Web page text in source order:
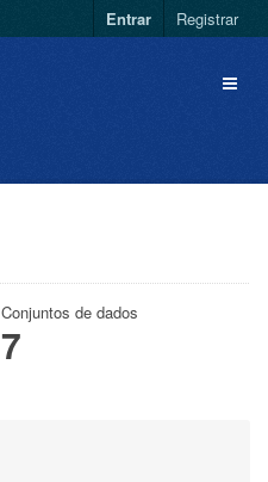
Entrar Registrar
Conjuntos de dados
7